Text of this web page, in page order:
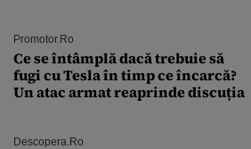
Promotor.ro
Ce se întâmplă dacă trebuie să
fugi cu Tesla în timp ce încarcă?
Un atac armat reaprinde discuția
Descopera.ro